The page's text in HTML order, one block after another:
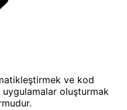
ve kod
oluşturmak